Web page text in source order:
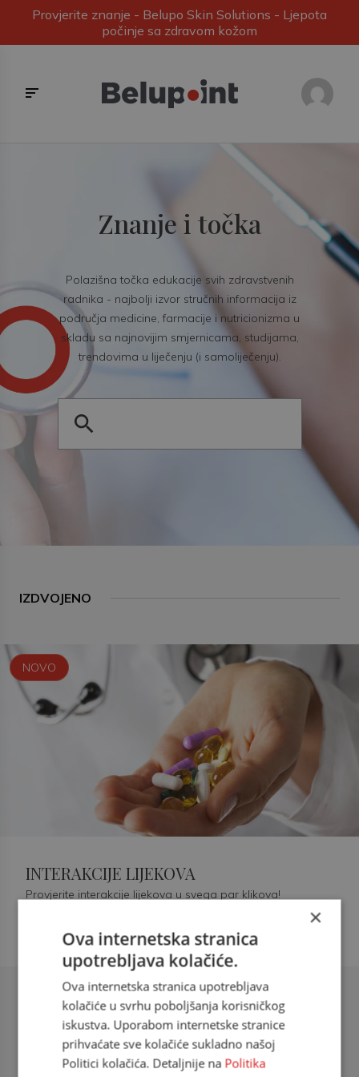
Provjerite znanje - Belupo Skin Solutions - Ljepota
počinje sa zdravom kožom
Znanje i točka
Polazišna točka edukacije svih zdravstvenih
radnika - najbolji izvor stručnih informacija iz
područja medicine, farmacije i nutricionizma u
skladu sa najnovijim smjernicama, studijama,
trendovima u liječenju (i samoliječenju).
IZDVOJENO
Šećerna bolest tip 2 = kardiovaskularna
doc. dr. sc. Višnja Kokić Maleš,
dr.med., specijalististica
NOVO
INTERAKCIJE LIJEKOVA
Provjerite interakcije lijekova u svega par klikova!
×
Ova internetska stranica
upotrebljava kolačiće.
Ova internetska stranica upotrebljava
kolačiće u svrhu poboljšanja korisničkog
iskustva. Uporabom internetske stranice
prihvaćate sve kolačiće sukladno našoj
Politici kolačića. Detaljnije na Politika